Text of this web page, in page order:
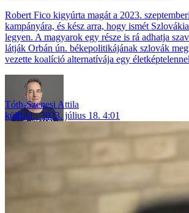
Robert Fico kigyúrta magát a 2023.
kampányára, és kész arra, hogy ismét
legyen. A magyarok egy része is rá adhatja
látják Orbán ún. békepolitikájának szlovák
vezette koalíció alternatívája egy
Tóth-Szenesi Attila
külföld
2023. július 18. 4:01